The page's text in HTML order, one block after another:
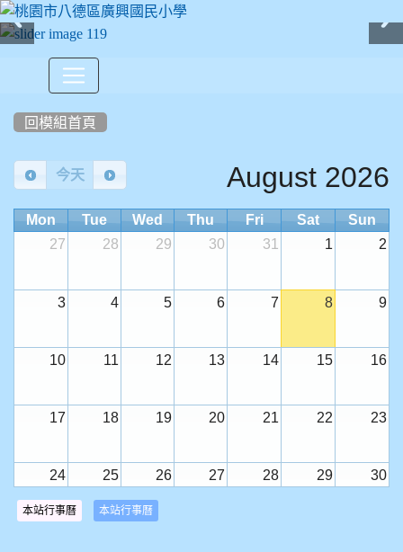
回模組首頁
Calendar
今天 August 2026
Mon Tue Wed Thu Fri Sat
Sun
27
28 29 30 31 1 2
3 4 5 6 7 8 9
10 11 12 13 14 15 16
17 18 19 20 21 22 23
24 25 26 27 28 29 30
本站行事曆 本站行事曆